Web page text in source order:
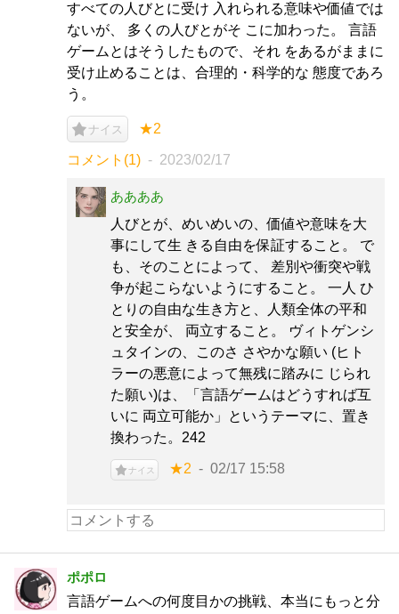
すべての人びとに受け 入れられる意味や価値では
ないが、 多くの人びとがそ こに加わった。 言語
ゲームとはそうしたもので、それ をあるがままに
受け止めることは、合理的・科学的な 態度であろ
う。
ナイス ★2
コメント(1) 2023/02/17
ああああ
人びとが、めいめいの、価値や意味を大
事にして生 きる自由を保証すること。 で
も、そのことによって、 差別や衝突や戦
争が起こらないようにすること。 一人 ひ
とりの自由な生き方と、人類全体の平和
と安全が、 両立すること。 ヴィトゲンシ
ュタインの、このさ さやかな願い (ヒト
ラーの悪意によって無残に踏みに じられ
た願い)は、「言語ゲームはどうすれば互
いに 両立可能か」というテーマに、置き
換わった。242
ナイス ★2 02/17 15:58
ポポロ
言語ゲームへの何度目かの挑戦、本当にもっと分